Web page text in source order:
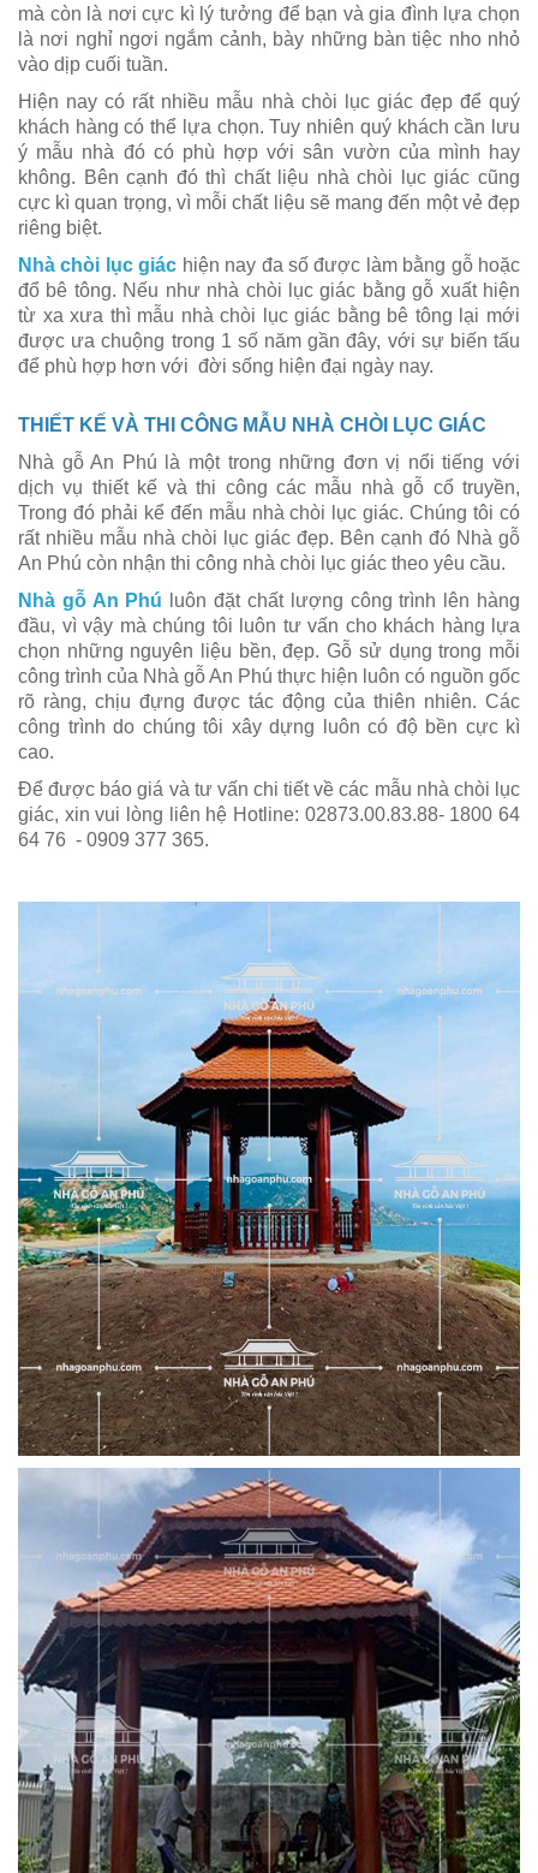
mà còn là nơi cực kì lý tưởng để bạn và gia đình lựa chọn
là nơi nghỉ ngơi ngắm cảnh, bày những bàn tiệc nho nhỏ
vào dịp cuối tuần.
Hiện nay có rất nhiều mẫu nhà chòi lục giác đẹp để quý
khách hàng có thể lựa chọn. Tuy nhiên quý khách cần lưu
ý mẫu nhà đó có phù hợp với sân vườn của mình hay
không. Bên cạnh đó thì chất liệu nhà chòi lục giác cũng
cực kì quan trọng, vì mỗi chất liệu sẽ mang đến một vẻ đẹp
riêng biệt.
Nhà chòi lục giác hiện nay đa số được làm bằng gỗ hoặc
đổ bê tông. Nếu như nhà chòi lục giác bằng gỗ xuất hiện
từ xa xưa thì mẫu nhà chòi lục giác bằng bê tông lại mới
được ưa chuộng trong 1 số năm gần đây, với sự biến tấu
để phù hợp hơn với đời sống hiện đại ngày nay.
THIẾT KẾ VÀ THI CÔNG MẪU NHÀ CHÒI LỤC GIÁC
Nhà gỗ An Phú là một trong những đơn vị nổi tiếng với
dịch vụ thiết kế và thi công các mẫu nhà gỗ cổ truyền,
Trong đó phải kể đến mẫu nhà chòi lục giác. Chúng tôi có
rất nhiều mẫu nhà chòi lục giác đẹp. Bên cạnh đó Nhà gỗ
An Phú còn nhận thi công nhà chòi lục giác theo yêu cầu.
Nhà gỗ An Phú luôn đặt chất lượng công trình lên hàng
đầu, vì vậy mà chúng tôi luôn tư vấn cho khách hàng lựa
chọn những nguyên liệu bền, đẹp. Gỗ sử dụng trong mỗi
công trình của Nhà gỗ An Phú thực hiện luôn có nguồn gốc
rõ ràng, chịu đựng được tác động của thiên nhiên. Các
công trình do chúng tôi xây dựng luôn có độ bền cực kì
cao.
Để được báo giá và tư vấn chi tiết về các mẫu nhà chòi lục
giác, xin vui lòng liên hệ Hotline: 02873.00.83.88- 1800 64
64 76 - 0909 377 365.